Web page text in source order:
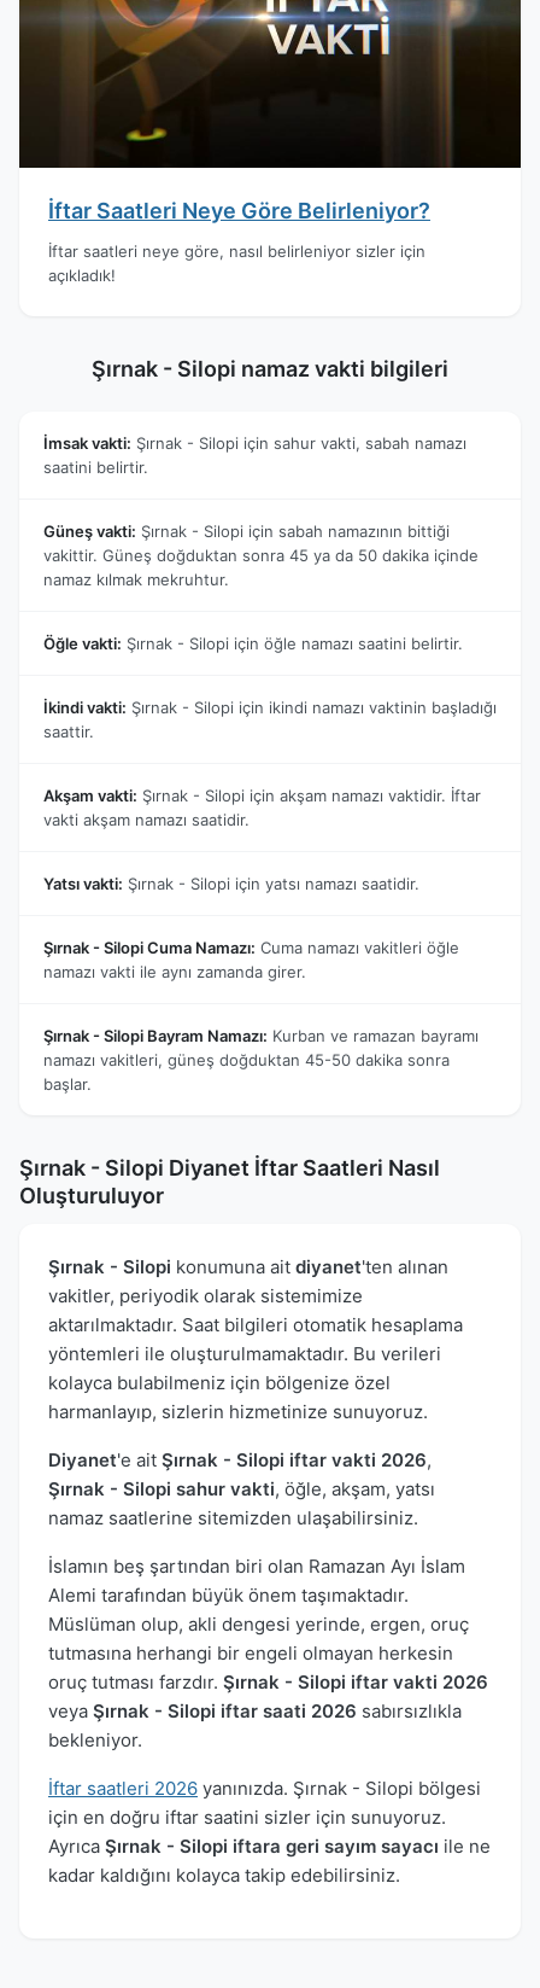
İftar Saatleri Neye Göre Belirleniyor?
İftar saatleri neye göre, nasıl belirleniyor sizler için
açıkladık!
Şırnak - Silopi namaz vakti bilgileri
İmsak vakti: Şırnak - Silopi için sahur vakti, sabah namazı
saatini belirtir.
Güneş vakti: Şırnak - Silopi için sabah namazının bittiği
vakittir. Güneş doğduktan sonra 45 ya da 50 dakika içinde
namaz kılmak mekruhtur.
Öğle vakti: Şırnak - Silopi için öğle namazı saatini belirtir.
İkindi vakti: Şırnak - Silopi için ikindi namazı vaktinin başladığı
saattir.
Akşam vakti: Şırnak - Silopi için akşam namazı vaktidir. İftar
vakti akşam namazı saatidir.
Yatsı vakti: Şırnak - Silopi için yatsı namazı saatidir.
Şırnak - Silopi Cuma Namazı: Cuma namazı vakitleri öğle
namazı vakti ile aynı zamanda girer.
Şırnak - Silopi Bayram Namazı: Kurban ve ramazan bayramı
namazı vakitleri, güneş doğduktan 45-50 dakika sonra
başlar.
Şırnak - Silopi Diyanet İftar Saatleri Nasıl
Oluşturuluyor
Şırnak - Silopi konumuna ait diyanet'ten alınan
vakitler, periyodik olarak sistemimize
aktarılmaktadır. Saat bilgileri otomatik hesaplama
yöntemleri ile oluşturulmamaktadır. Bu verileri
kolayca bulabilmeniz için bölgenize özel
harmanlayıp, sizlerin hizmetinize sunuyoruz.
Diyanet'e ait Şırnak - Silopi iftar vakti 2026,
Şırnak - Silopi sahur vakti, öğle, akşam, yatsı
namaz saatlerine sitemizden ulaşabilirsiniz.
İslamın beş şartından biri olan Ramazan Ayı İslam
Alemi tarafından büyük önem taşımaktadır.
Müslüman olup, akli dengesi yerinde, ergen, oruç
tutmasına herhangi bir engeli olmayan herkesin
oruç tutması farzdır. Şırnak - Silopi iftar vakti 2026
veya Şırnak - Silopi iftar saati 2026 sabırsızlıkla
bekleniyor.
İftar saatleri 2026 yanınızda. Şırnak - Silopi bölgesi
için en doğru iftar saatini sizler için sunuyoruz.
Ayrıca Şırnak - Silopi iftara geri sayım sayacı ile ne
kadar kaldığını kolayca takip edebilirsiniz.